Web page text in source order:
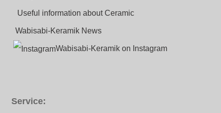
Useful information about Ceramic
Wabisabi-Keramik News
Wabisabi-Keramik on Instagram
Service: